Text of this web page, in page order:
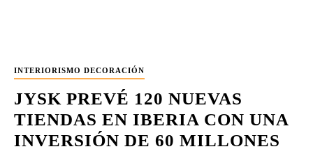
INTERIORISMO DECORACIÓN
JYSK PREVÉ 120 NUEVAS
TIENDAS EN IBERIA CON UNA
INVERSIÓN DE 60 MILLONES